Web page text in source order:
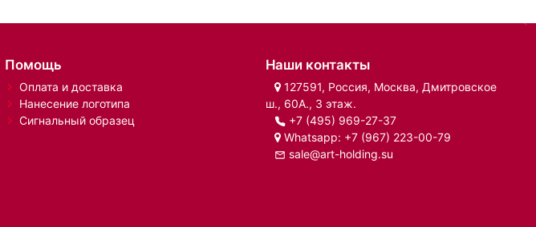
Помощь
Оплата и доставка
Нанесение логотипа
Сигнальный образец
Наши контакты
127591, Россия, Москва, Дмитровское
ш., 60А., 3 этаж.
+7 (495) 969-27-37
Whatsapp: +7 (967) 223-00-79
sale@art-holding.su